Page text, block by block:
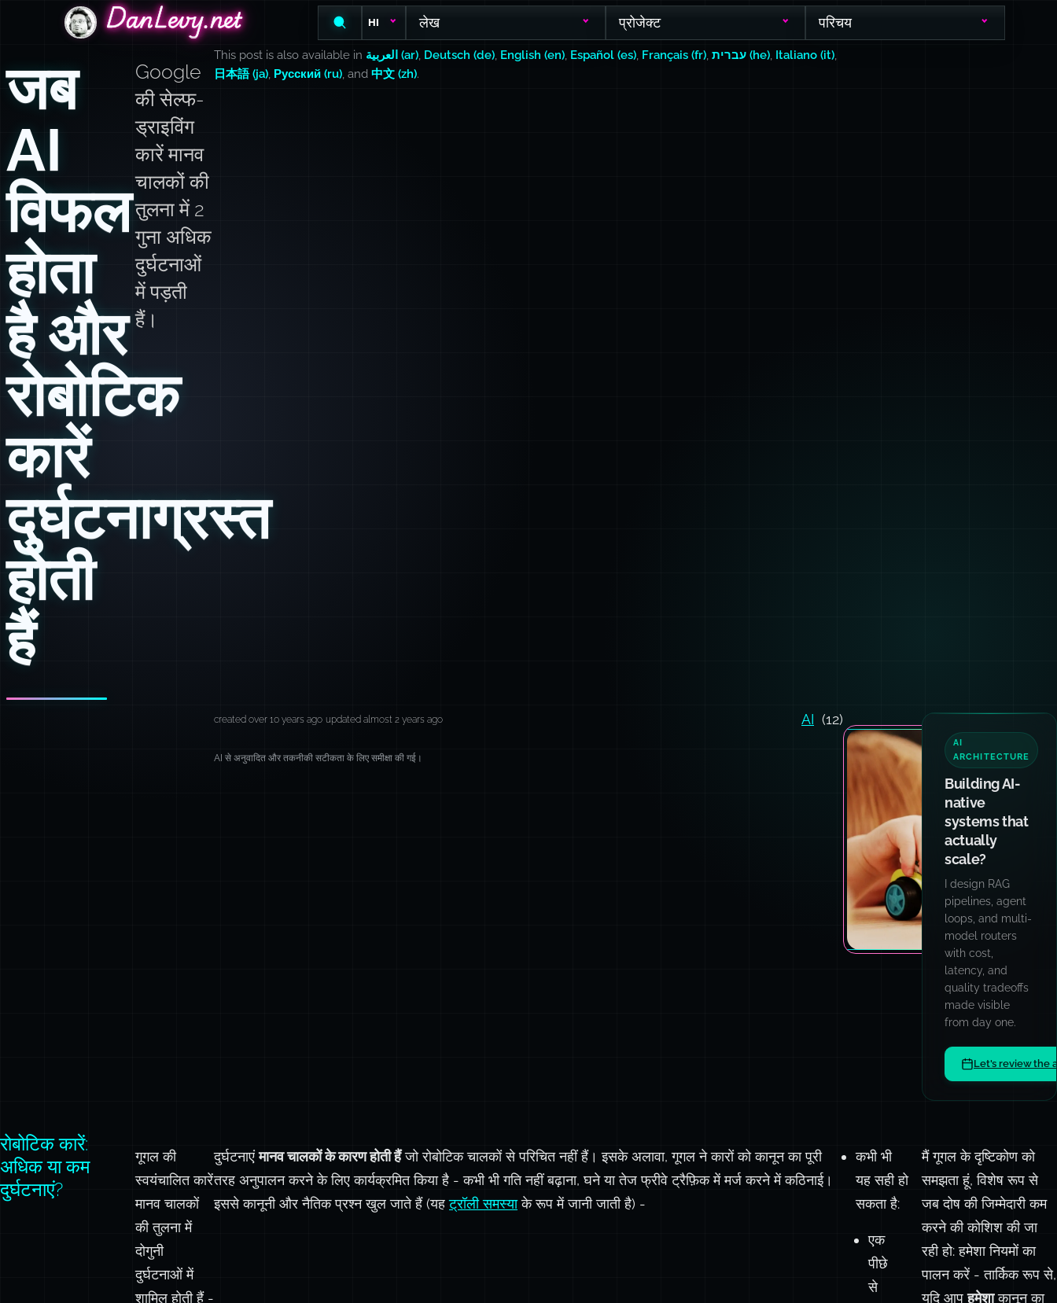
DanLevy.netDanLevy.net
DanLevy.net HI लेख प्रोजेक्ट परिचय
जब
AI
विफल
होता
है और
रोबोटिक
कारें
दुर्घटनाग्रस्त
होती
हैं
Google
की सेल्फ-
ड्राइविंग
कारें मानव
चालकों की
तुलना में 2
गुना अधिक
दुर्घटनाओं
में पड़ती
हैं।
This post is also available in العربية (ar) Deutsch (de) English (en) Español (es) Français (fr) עברית (he) Italiano (it)
日本語 (ja) Русский (ru) , and 中文 (zh).
created over 10 years ago updated almost 2 years ago AI (12)
AI से अनुवादित और तकनीकी सटीकता के लिए समीक्षा की गई।
AI
ARCHITECTURE
Building AI-
native
systems that
actually
scale?
I design RAG
pipelines, agent
loops, and multi-
model routers
with cost,
latency, and
quality tradeoffs
made visible
from day one.
Let's review the
रोबोटिक कारें:
अधिक या कम
दुर्घटनाएं?
गूगल की
स्वयंचालित कारें
मानव चालकों
की तुलना में
दोगुनी
दुर्घटनाओं में
शामिल होती हैं -
दुर्घटनाएंमानव चालकों के कारण होती हैंजो रोबोटिक चालकों से परिचित नहीं हैं। इसके अलावा, गूगल ने कारों को कानून का पूरी
तरह अनुपालन करने के लिए कार्यक्रमित किया है - कभी भी गति नहीं बढ़ाना, घने या तेज फ्रीवे ट्रैफ़िक में मर्ज करने में कठिनाई।
इससे कानूनी और नैतिक प्रश्न खुल जाते हैं (यहट्रॉली समस्याके रूप में जानी जाती है) -
कभी भी
यह सही हो
सकता है:
एक
पीछे
से
मैं गूगल के दृष्टिकोण को
समझता हूं, विशेष रूप से
जब दोष की जिम्मेदारी कम
करने की कोशिश की जा
रही हो: हमेशा नियमों का
पालन करें - तार्किक रूप से,
यदि आपहमेशाकानून का